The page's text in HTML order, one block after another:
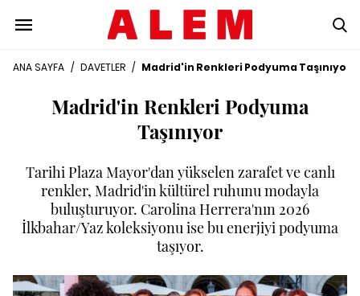
ANA SAYFA / DAVETLER / Madrid'in Renkleri Podyuma Taşınıyor
Madrid'in Renkleri Podyuma
Taşınıyor
Tarihi Plaza Mayor'dan yükselen zarafet ve canlı
renkler, Madrid'in kültürel ruhunu modayla
buluşturuyor. Carolina Herrera'nın 2026
İlkbahar/Yaz koleksiyonu ise bu enerjiyi podyuma
taşıyor.